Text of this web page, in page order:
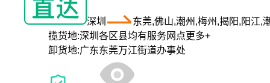
深圳
东莞,佛山,潮州,梅州,揭阳,阳江,
揽货地:深圳各区县均有服务网点更多+
卸货地:广东东莞万江街道办事处